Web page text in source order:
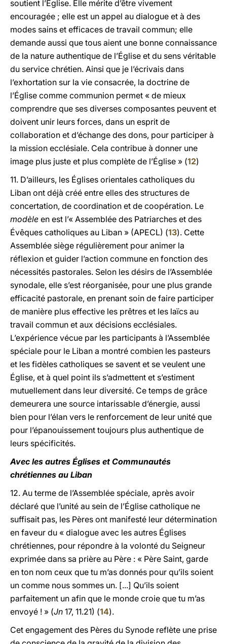
soutient l’Église. Elle mérite d’être vivement
encouragée ; elle est un appel au dialogue et à des
modes sains et efficaces de travail commun; elle
demande aussi que tous aient une bonne connaissance
de la nature authentique de l’Église et du sens véritable
du service chrétien. Ainsi que je l’écrivais dans
l’exhortation sur la vie consacrée, la doctrine de
l’Église comme communion permet « de mieux
comprendre que ses diverses composantes peuvent et
doivent unir leurs forces, dans un esprit de
collaboration et d’échange des dons, pour participer à
la mission ecclésiale. Cela contribue à donner une
image plus juste et plus complète de l’Église » (12)
11. D’ailleurs, les Églises orientales catholiques du
Liban ont déjà créé entre elles des structures de
concertation, de coordination et de coopération. Le
modèle en est l’« Assemblée des Patriarches et des
Évêques catholiques au Liban » (APECL) (13). Cette
Assemblée siège régulièrement pour animer la
réflexion et guider l’action commune en fonction des
nécessités pastorales. Selon les désirs de l’Assemblée
synodale, elle s’est réorganisée, pour une plus grande
efficacité pastorale, en prenant soin de faire participer
de manière plus effective les prêtres et les laïcs au
travail commun et aux décisions ecclésiales.
L’expérience vécue par les participants à l’Assemblée
spéciale pour le Liban a montré combien les pasteurs
et les fidèles catholiques se savent et se veulent une
Église, et à quel point ils s’admettent et s’estiment
mutuellement dans leur diversité. Ce temps de grâce
demeurera une source intarissable d’énergie, aussi
bien pour l’élan vers le renforcement de leur unité que
pour l’épanouissement toujours plus authentique de
leurs spécificités.
Avec les autres Églises et Communautés
chrétiennes au Liban
12. Au terme de l’Assemblée spéciale, après avoir
déclaré que l’unité au sein de l’Église catholique ne
suffisait pas, les Pères ont manifesté leur détermination
en faveur du « dialogue avec les autres Églises
chrétiennes, pour répondre à la volonté du Seigneur
exprimée dans sa prière au Père : « Père Saint, garde
en ton nom ceux que tu m’as donnés pour qu’ils soient
un comme nous sommes un. [...] Qu’ils soient
parfaitement un afin que le monde croie que tu m’as
envoyé ! » (Jn 17, 11.21) (14).
Cet engagement des Pères du Synode reflète une prise